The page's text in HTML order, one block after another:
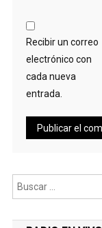
Recibir un correo
electrónico con
cada nueva
entrada.